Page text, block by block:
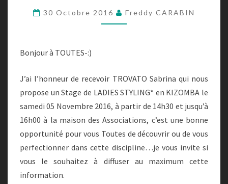
EN
30 Octobre 2016 Freddy CARABIN
Bonjour à TOUTES-:)
J’ai l’honneur de recevoir TROVATO Sabrina qui nous
propose un Stage de LADIES STYLING* en KIZOMBA le
samedi 05 Novembre 2016, à partir de 14h30 et jusqu’à
16h00 à la maison des Associations, c’est une bonne
opportunité pour vous Toutes de découvrir ou de vous
perfectionner dans cette discipline…je vous invite si
vous le souhaitez à diffuser au maximum cette
information.